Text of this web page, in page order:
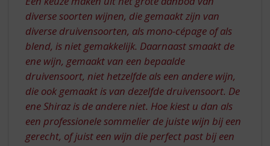
diverse soorten wijnen, die gemaakt zijn van
diverse druivensoorten, als mono-cépage of als
blend, is niet gemakkelijk. Daarnaast smaakt de
ene wijn, gemaakt van een bepaalde
druivensoort, niet hetzelfde als een andere wijn,
die ook gemaakt is van dezelfde druivensoort. De
ene Shiraz is de andere niet. Hoe kiest u dan als
een professionele sommelier de juiste wijn bij een
gerecht, of juist een wijn die perfect past bij een